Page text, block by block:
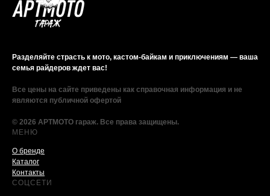
Разделяйте страсть к мото, кастом-байкам и приключениям — ваша
семья райдеров ждет вас!
Все цены на сайте приведены как справочная информация и не
являются публичной офертой
© 2026 АРТМОТО гараж. Все права защищены.
МЕНЮ
О бренде
Каталог
Контакты
СОЦСЕТИ